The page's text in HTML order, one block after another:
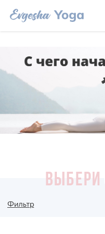
ВЫБЕРИ
Фильтр